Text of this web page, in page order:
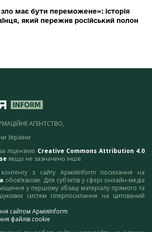
має бути переможене»: історія
який пережив російський полон
АГЕНТСТВО,
України
ліцензією Creative Commons Attribution 4.0
якщо не зазначено інше.
з сайту АрміяInform посилання на
обов’язкове. Для суб’єктів у сфері онлайн-медіа
у першому абзаці матеріалу прямого та
систем гіперпосилання на цитований
сайтом АрміяInform
файлів cookie